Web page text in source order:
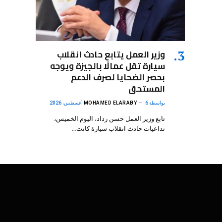
وزير العمل يتابع حادث انقلاب
سيارة تقل عمالًا بالجيزة ويوجه
بحصر الضحايا لصرف الدعم
المستحق
بواسطة MOHAMED ELARABY 6 أغسطس، 2026
تابع وزير العمل حسن رداد، اليوم الخميس،
تداعيات حادث انقلاب سيارة كانت…